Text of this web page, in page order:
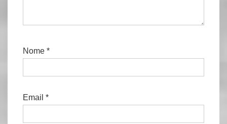
Nome *
Email *